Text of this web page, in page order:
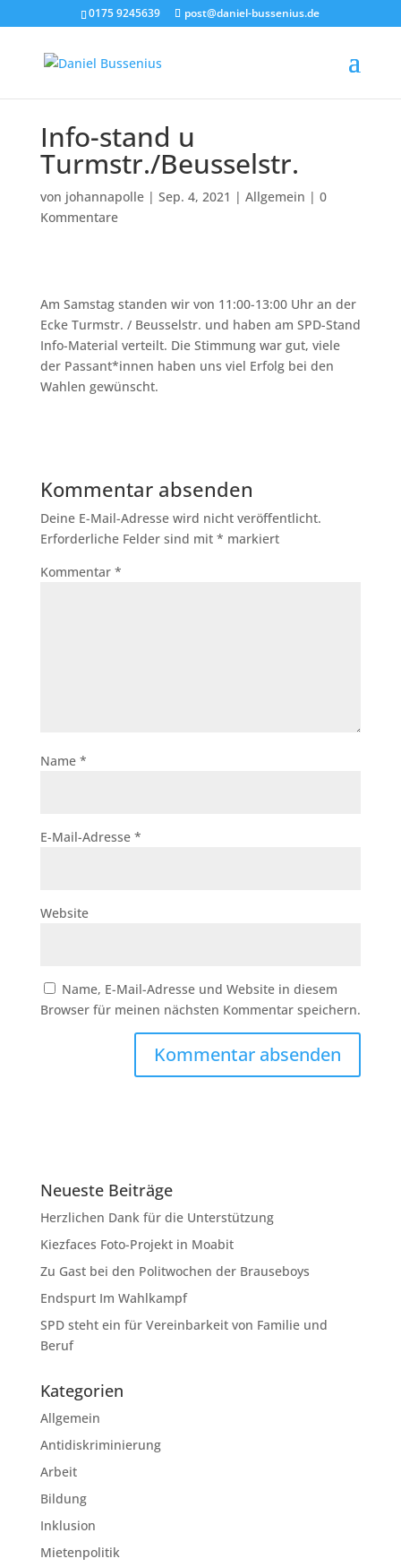
0175 9245639 post@daniel-bussenius.de
Info-stand u
Turmstr./Beusselstr.
von johannapolle| Sep. 4, 2021 | Allgemein | 0
Kommentare
Am Samstag standen wir von 11:00-13:00 Uhr an der
Ecke Turmstr. / Beusselstr. und haben am SPD-Stand
Info-Material verteilt. Die Stimmung war gut, viele
der Passant*innen haben uns viel Erfolg bei den
Wahlen gewünscht.
Kommentar absenden
Deine E-Mail-Adresse wird nicht veröffentlicht.
Erforderliche Felder sind mit * markiert
Kommentar *
Name *
E-Mail-Adresse *
Website
Name, E-Mail-Adresse und Website in diesem
Browser für meinen nächsten Kommentar speichern.
Neueste Beiträge
Herzlichen Dank für die Unterstützung
Kiezfaces Foto-Projekt in Moabit
Zu Gast bei den Politwochen der Brauseboys
Endspurt Im Wahlkampf
SPD steht ein für Vereinbarkeit von Familie und
Beruf
Kategorien
Allgemein
Antidiskriminierung
Arbeit
Bildung
Inklusion
Mietenpolitik